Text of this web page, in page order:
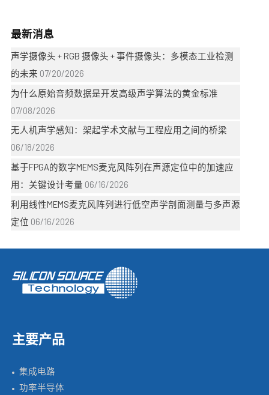
最新消息
声学摄像头 + RGB 摄像头 + 事件摄像头：多模态工业检测
的未来 07/20/2026
为什么原始音频数据是开发高级声学算法的黄金标准
07/08/2026
无人机声学感知：架起学术文献与工程应用之间的桥梁
06/18/2026
基于FPGA的数字MEMS麦克风阵列在声源定位中的加速应
用：关键设计考量 06/16/2026
利用线性MEMS麦克风阵列进行低空声学剖面测量与多声源
定位 06/16/2026
主要产品
集成电路
功率半导体